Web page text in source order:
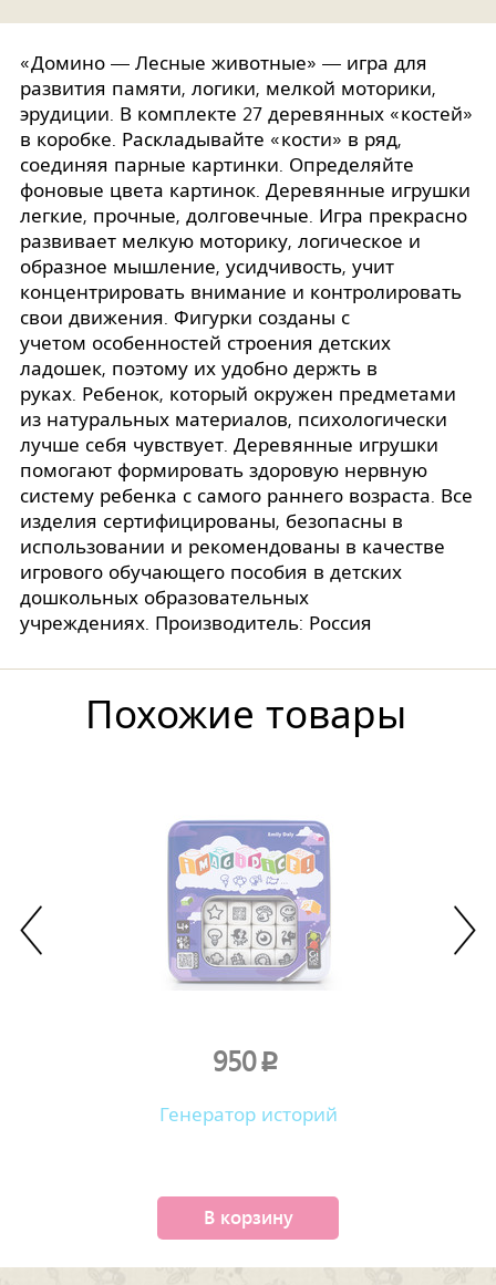
«Домино — Лесные животные» — игра для
развития памяти, логики, мелкой моторики,
эрудиции. В комплекте 27 деревянных «костей»
в коробке. Раскладывайте «кости» в ряд,
соединяя парные картинки. Определяйте
фоновые цвета картинок. Деревянные игрушки
легкие, прочные, долговечные. Игра прекрасно
развивает мелкую моторику, логическое и
образное мышление, усидчивость, учит
концентрировать внимание и контролировать
свои движения. Фигурки созданы с
учетом особенностей строения детских
ладошек, поэтому их удобно держть в
руках. Ребенок, который окружен предметами
из натуральных материалов, психологически
лучше себя чувствует. Деревянные игрушки
помогают формировать здоровую нервную
систему ребенка с самого раннего возраста. Все
изделия сертифицированы, безопасны в
использовании и рекомендованы в качестве
игрового обучающего пособия в детских
дошкольных образовательных
учреждениях. Производитель: Россия
Похожие товары
950p
Генератор историй
В корзину